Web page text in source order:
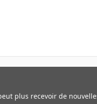
plus recevoir de